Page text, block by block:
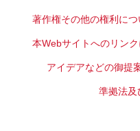
著作権その他の権利につ
本Webサイトへのリン
アイデアなどの御提
準拠法及